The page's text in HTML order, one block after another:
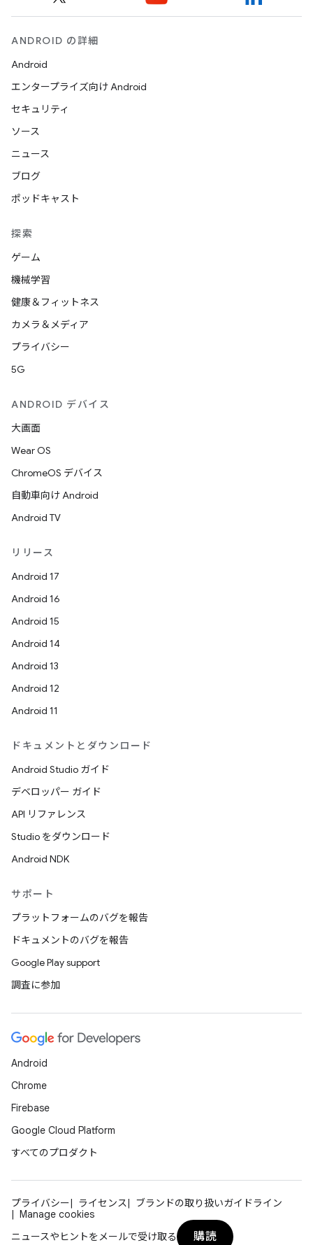
ANDROID の詳細
Android
エンタープライズ向け Android
セキュリティ
ソース
ニュース
ブログ
ポッドキャスト
探索
ゲーム
機械学習
健康＆フィットネス
カメラ＆メディア
プライバシー
5G
ANDROID デバイス
大画面
Wear OS
ChromeOS デバイス
自動車向け Android
Android TV
リリース
Android 17
Android 16
Android 15
Android 14
Android 13
Android 12
Android 11
ドキュメントとダウンロード
Android Studio ガイド
デベロッパー ガイド
API リファレンス
Studio をダウンロード
Android NDK
サポート
プラットフォームのバグを報告
ドキュメントのバグを報告
Google Play support
調査に参加
Android
Chrome
Firebase
Google Cloud Platform
すべてのプロダクト
プライバシー ライセンス
ブランドの取り扱いガイドライン
Manage cookies
ニュースやヒントをメールで受け取る
購読